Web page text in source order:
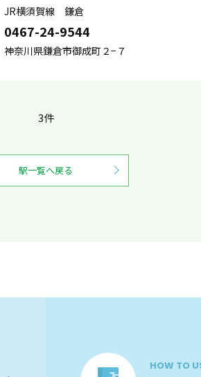
JR横須賀線 鎌倉
0467-24-9544
神奈川県鎌倉市御成町２−７
3件
駅一覧へ戻る
HOW TO